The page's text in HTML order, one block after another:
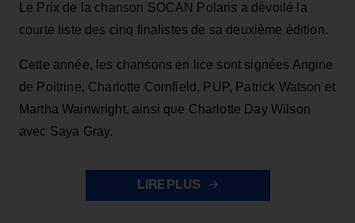
Le Prix de la chanson SOCAN Polaris a dévoilé la
courte liste des cinq finalistes de sa deuxième édition.
Cette année, les chansons en lice sont signées Angine
de Poitrine, Charlotte Cornfield, PUP, Patrick Watson et
Martha Wainwright, ainsi que Charlotte Day Wilson
avec Saya Gray.
LIRE PLUS